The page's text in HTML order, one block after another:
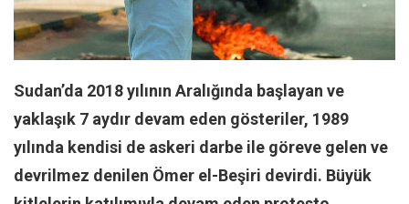
Facebook
Instagram
Editörden
Kemal Özer
Mahmut Toptaş
Sudan’da 2018 yılının Aralığında başlayan ve
yaklaşık 7 aydır devam eden gösteriler, 1989
yılında kendisi de askeri darbe ile göreve gelen ve
devrilmez denilen Ömer el-Beşiri devirdi. Büyük